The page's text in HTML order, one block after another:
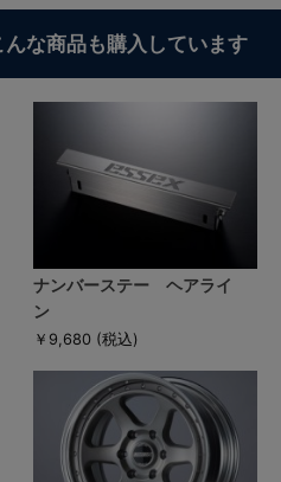
な商品も購入しています
ナンバーステー ヘアライ
ン
￥9,680 (税込)